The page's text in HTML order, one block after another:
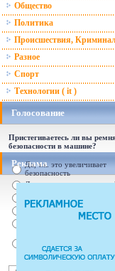
Общество
Политика
Происшествия,
Разное
Спорт
Технологии ( it )
Голосование
Пристегиваетесь ли вы
безопасности в машине?
Да, т.к. это увеличивает
безопасность
Да, т.к. увеличились
Нет, с ремнем не удобно
Нет, Я уверен в себе
пристегива
Реклама